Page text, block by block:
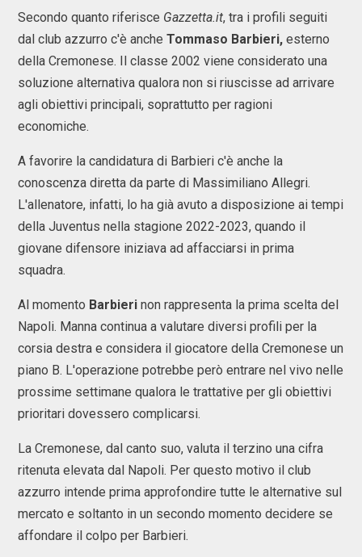
Secondo quanto riferisce Gazzetta.it, tra i profili seguiti
dal club azzurro c'è anche Tommaso Barbieri, esterno
della Cremonese. Il classe 2002 viene considerato una
soluzione alternativa qualora non si riuscisse ad arrivare
agli obiettivi principali, soprattutto per ragioni
economiche.
A favorire la candidatura di Barbieri c'è anche la
conoscenza diretta da parte di Massimiliano Allegri.
L'allenatore, infatti, lo ha già avuto a disposizione ai tempi
della Juventus nella stagione 2022-2023, quando il
giovane difensore iniziava ad affacciarsi in prima
squadra.
Al momento Barbieri non rappresenta la prima scelta del
Napoli. Manna continua a valutare diversi profili per la
corsia destra e considera il giocatore della Cremonese un
piano B. L'operazione potrebbe però entrare nel vivo nelle
prossime settimane qualora le trattative per gli obiettivi
prioritari dovessero complicarsi.
La Cremonese, dal canto suo, valuta il terzino una cifra
ritenuta elevata dal Napoli. Per questo motivo il club
azzurro intende prima approfondire tutte le alternative sul
mercato e soltanto in un secondo momento decidere se
affondare il colpo per Barbieri.